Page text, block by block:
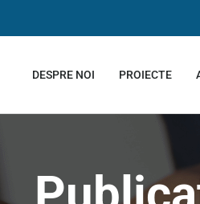
DESPRE NOI PROIECTE